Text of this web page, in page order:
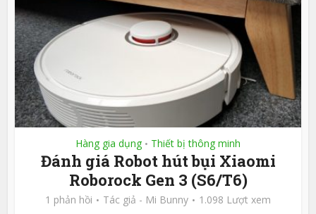
Hàng gia dụng • Thiết bị thông minh
Đánh giá Robot hút bụi Xiaomi
Roborock Gen 3 (S6/T6)
1 phản hồi Tác giả - Mi Bunny
1.098 Lượt xem